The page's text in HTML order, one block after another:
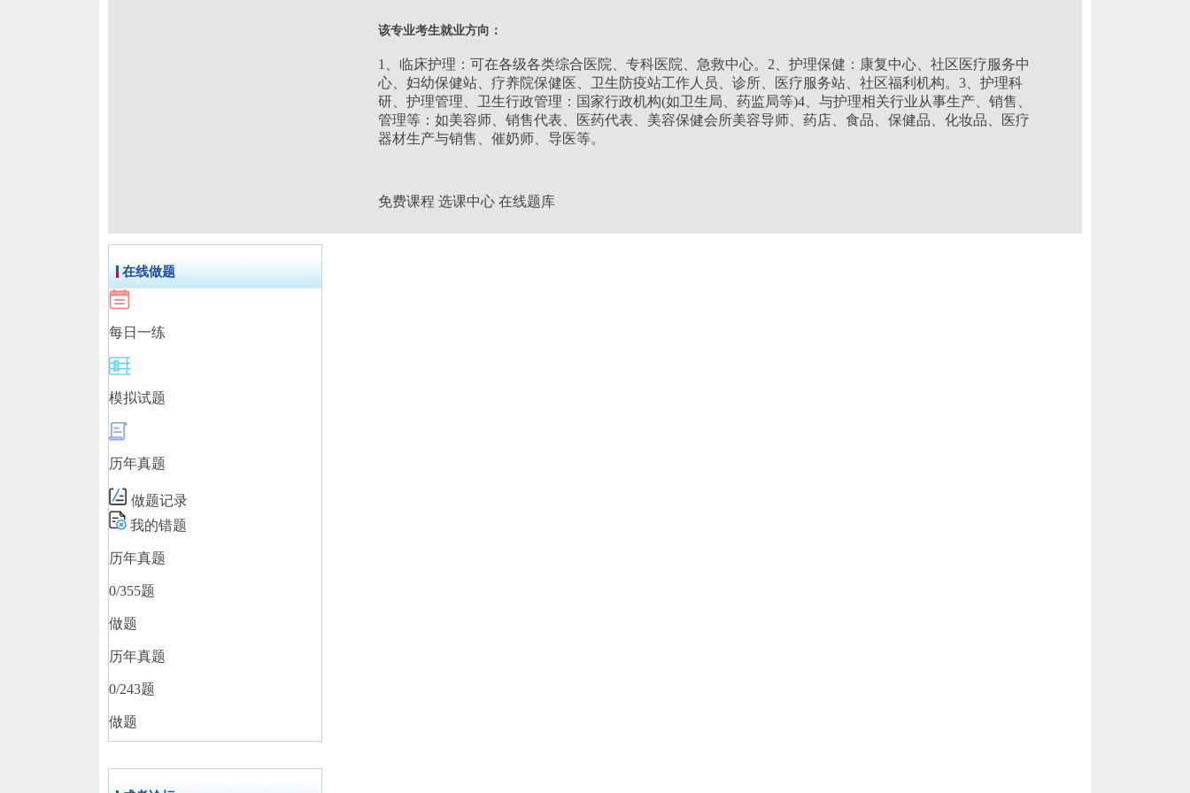
学习形式：业余
学制： 3年
该专业考生就业方向：
1、临床护理：可在各级各类综合医院、专科医院、急救中心。2、护理保健：康复中心、社区医疗服务中
心、妇幼保健站、疗养院保健医、卫生防疫站工作人员、诊所、医疗服务站、社区福利机构。3、护理科
研、护理管理、卫生行政管理：国家行政机构(如卫生局、药监局等)4、与护理相关行业从事生产、销售、
管理等：如美容师、销售代表、医药代表、美容保健会所美容导师、药店、食品、保健品、化妆品、医疗
器材生产与销售、催奶师、导医等。
免费课程 选课中心 在线题库
在线做题
每日一练
模拟试题
历年真题
做题记录
我的错题
历年真题
0/355题
做题
历年真题
0/243题
做题